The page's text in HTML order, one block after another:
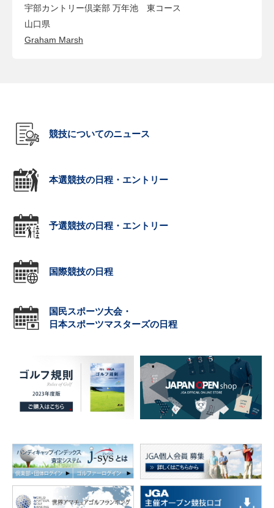
宇部カントリー倶楽部 万年池 東コース
山口県
Graham Marsh
競技についてのニュース
本選競技の日程・エントリー
予選競技の日程・エントリー
国際競技の日程
国民スポーツ大会・
日本スポーツマスターズの日程